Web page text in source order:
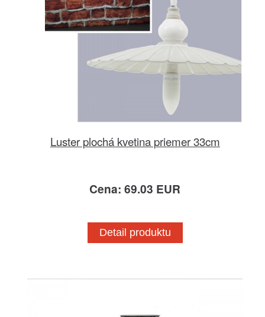
Luster plochá kvetina priemer 33cm
Cena: 69.03 EUR
Detail produktu